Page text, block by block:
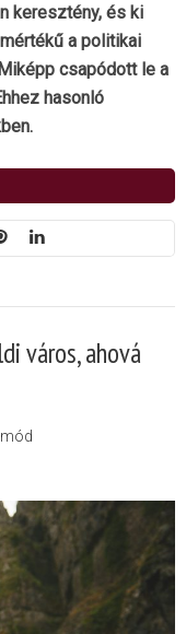
keresztény, és ki
a politikai
csapódott le a
hasonló
város, ahová